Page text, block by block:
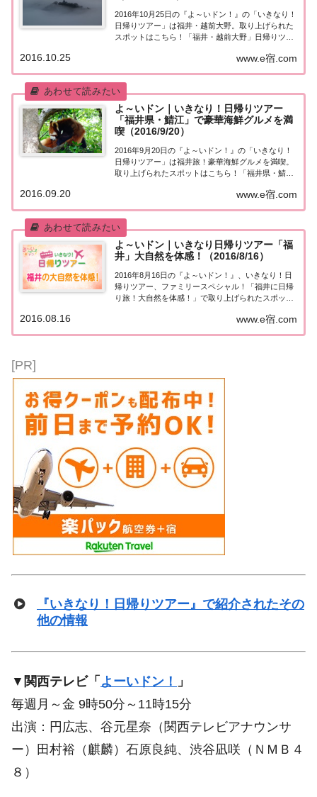
2016年10月25日の『よ～いドン！』の「いきなり！
日帰りツアー」は福井・越前大野。取り上げられた
スポットはこちら！「福井・越前大野」日帰りツア
大野。・北陸の小京都！400年の歴史ある城下町散
策・越前の海の幸＆郷土料理！地元グルメ満...
www.e宿.com
2016.10.25
よ～いドン｜いきなり！日帰りツアー
「福井県・鯖江」で豪華海鮮グルメを満
喫（2016/9/20）
2016年9月20日の『よ～いドン！』の「いきなり！
日帰りツアー」は福井旅！豪華海鮮グルメを満喫。
取り上げられたスポットはこちら！「福井県・鯖
ー』は福井県・鯖江。・地元で人気のそばに越前の
海鮮グルメ・日本で一番小さい！？大人気レッサー
パ...
www.e宿.com
2016.09.20
よ～いドン｜いきなり日帰りツアー「福
井」大自然を体感！（2016/8/16）
2016年8月16日の『よ～いドン！』、いきなり！日
帰りツアー、ファミリースペシャル！「福井に日帰
り旅！大自然を体感！」で取り上げられたスポット
の日帰りツアー』は福井。今日はファミリースペシ
www.e宿.com
2016.08.16
[PR]
『いきなり！日帰りツアー』で紹介されたその
他の情報
▼ 関西テレビ「 よーいドン！
」
毎週月～金 9時50分～11時15分
出演：円広志、谷元星奈（関西テレビアナウンサ
ー）田村裕（麒麟）石原良純、渋谷凪咲（ＮＭＢ４
８）